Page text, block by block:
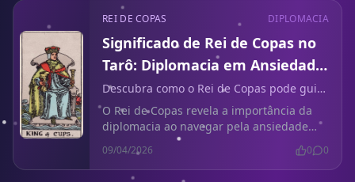
REI DE COPAS DIPLOMACIA
Significado de Rei de Copas no
Tarô: Diplomacia em Ansiedade
Sem Contato
Descubra como o Rei de Copas pode guiá-
lo através da turbulência emocional
causada pela ausência de contato.
O Rei de Copas revela a importância da
diplomacia ao navegar pela ansiedade
sem contato e sentimentos não resolvidos
após um término.
09/04/2026 0 0